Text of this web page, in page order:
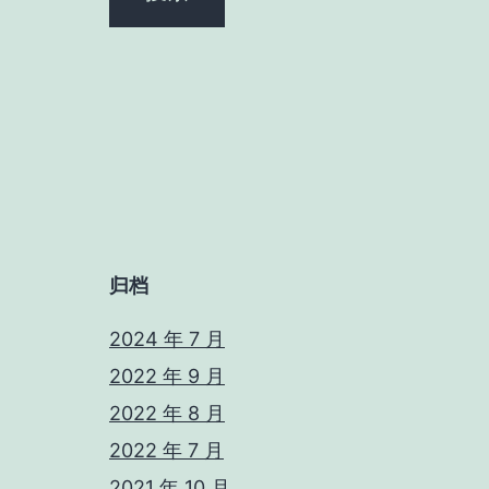
归档
2024 年 7 月
2022 年 9 月
2022 年 8 月
2022 年 7 月